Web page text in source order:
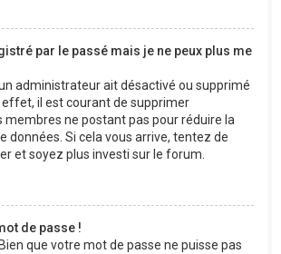
par le passé mais je ne peux plus me
administrateur ait désactivé ou supprimé
il est courant de supprimer
membres ne postant pas pour réduire la
données. Si cela vous arrive, tentez de
et soyez plus investi sur le forum.
de passe !
que votre mot de passe ne puisse pas